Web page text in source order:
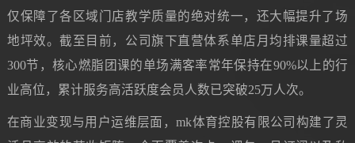
仅保障了各区域门店教学质量的绝对统一，还大幅提升了场
地坪效。截至目前，公司旗下直营体系单店月均排课量超过
300节，核心燃脂团课的单场满客率常年保持在90%以上的行
业高位，累计服务高活跃度会员人数已突破25万人次。
在商业变现与用户运维层面，mk体育控股有限公司构建了灵